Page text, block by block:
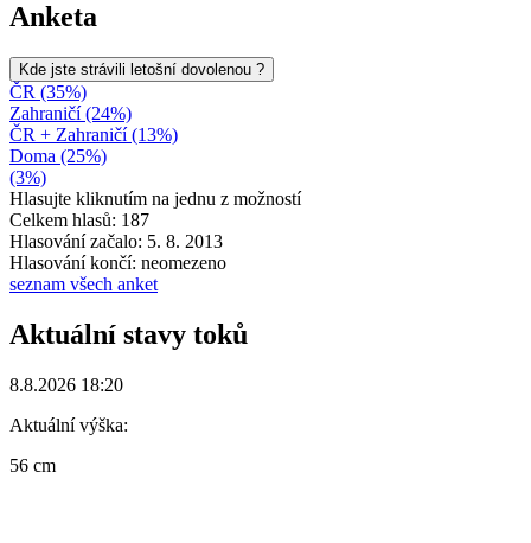
Anketa
Kde jste strávili letošní dovolenou ?
ČR (35%)
Zahraničí (24%)
ČR + Zahraničí (13%)
Doma (25%)
(3%)
Hlasujte kliknutím na jednu z možností
Celkem hlasů: 187
Hlasování začalo: 5. 8. 2013
Hlasování končí: neomezeno
seznam všech anket
Aktuální stavy toků
8.8.2026 18:20
Aktuální výška:
56 cm